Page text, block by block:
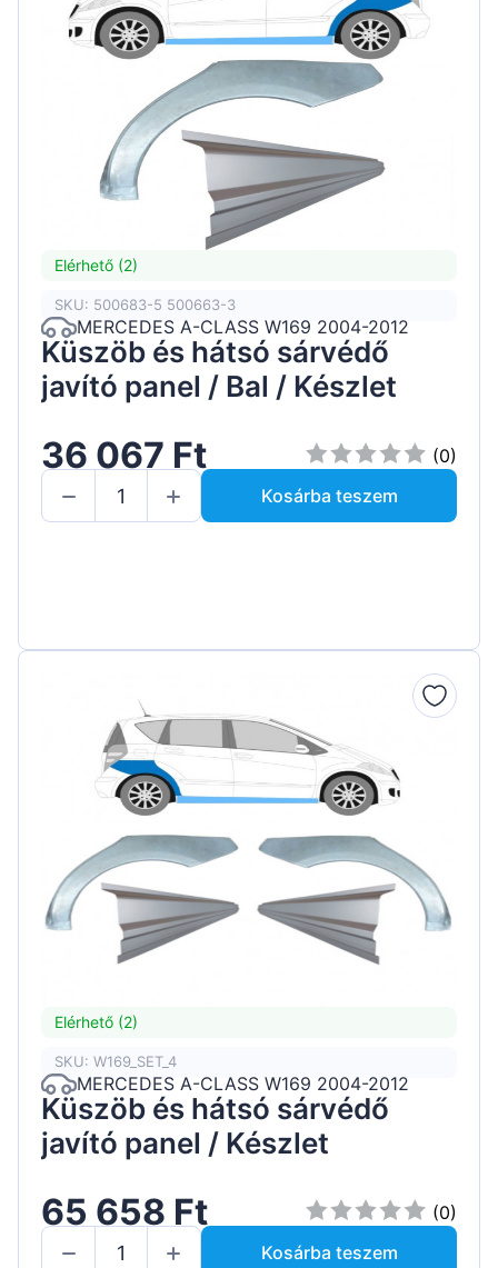
Elérhető (2)
SKU: 500683-5 500663-3
MERCEDES A-CLASS W169 2004-2012
Küszöb és hátsó sárvédő
javító panel / Bal / Készlet
36 067 Ft
(0)
Kosárba teszem
Elérhető (2)
SKU: W169_SET_4
MERCEDES A-CLASS W169 2004-2012
Küszöb és hátsó sárvédő
javító panel / Készlet
65 658 Ft
(0)
Kosárba teszem